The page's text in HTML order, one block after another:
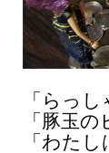
「らっし
「豚玉
「わた